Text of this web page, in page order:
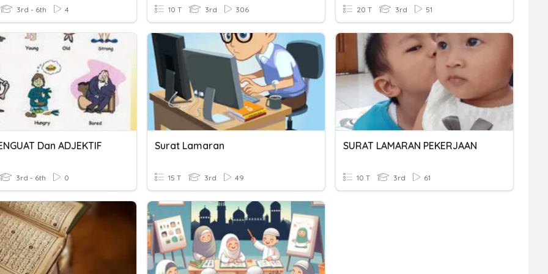
3rd - 6th 4 10 T 3rd 306 20 T 3rd 51
Dan ADJEKTIF
3rd - 6th 0
Surat Lamaran
15 T 3rd 49
SURAT LAMARAN PEKERJAAN
10 T 3rd 61